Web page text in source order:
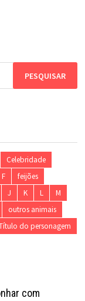
Celebridade
F
feijões
J K L
M
outros animais
do personagem
com